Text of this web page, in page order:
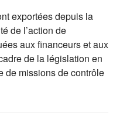
exportées depuis la
de l’action de
aux financeurs et aux
de la législation en
de missions de contrôle